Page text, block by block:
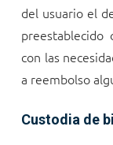
del usuario el
preestablecido
con las
a reembolso
Custodia de